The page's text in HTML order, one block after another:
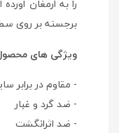
برجسته بر روی
ویژگی های
- مقاوم در برابر
- ضد گرد و غبار
- ضد اثرانگشت